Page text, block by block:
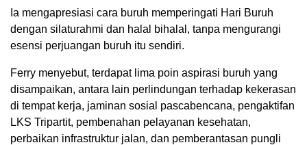
Ia mengapresiasi cara buruh memperingati Hari Buruh
dengan silaturahmi dan halal bihalal, tanpa mengurangi
esensi perjuangan buruh itu sendiri.
Ferry menyebut, terdapat lima poin aspirasi buruh yang
disampaikan, antara lain perlindungan terhadap kekerasan
di tempat kerja, jaminan sosial pascabencana, pengaktifan
LKS Tripartit, pembenahan pelayanan kesehatan,
perbaikan infrastruktur jalan, dan pemberantasan pungli